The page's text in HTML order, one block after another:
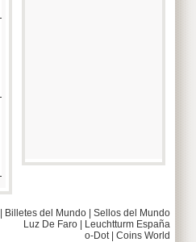
Billetes del Mundo
Sellos del Mundo
Luz De Faro
Leuchtturm España
o-Dot| Coins World